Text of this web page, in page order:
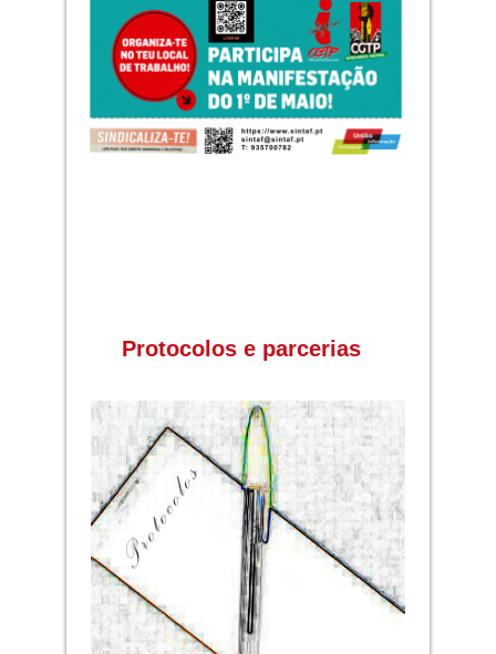
Protocolos e parcerias